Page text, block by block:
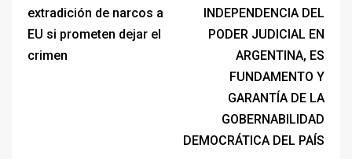
extradición de narcos a
EU si prometen dejar el
crimen
INDEPENDENCIA DEL
PODER JUDICIAL EN
ARGENTINA, ES
FUNDAMENTO Y
GARANTÍA DE LA
GOBERNABILIDAD
DEMOCRÁTICA DEL PAÍS